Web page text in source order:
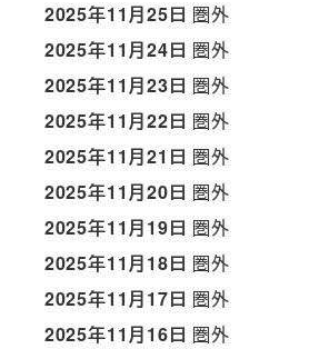
2025年11月25日 圏外
2025年11月24日 圏外
2025年11月23日 圏外
2025年11月22日 圏外
2025年11月21日 圏外
2025年11月20日 圏外
2025年11月19日 圏外
2025年11月18日 圏外
2025年11月17日 圏外
2025年11月16日 圏外